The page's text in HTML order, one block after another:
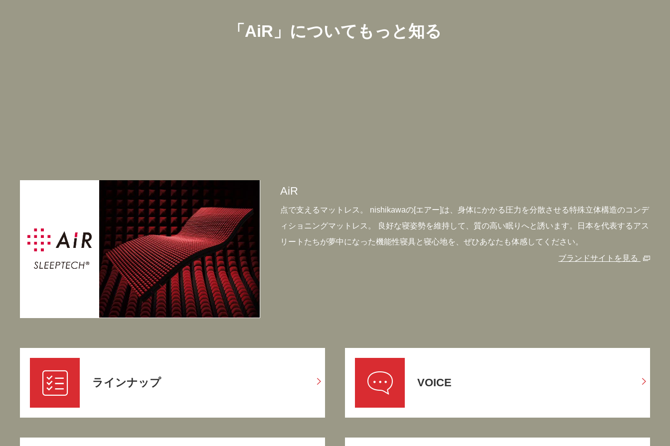
「 AiR 」についてもっと知る
AiR
点で支えるマットレス。 nishikawaの[エアー]は、身体にかかる圧力を分散させる特殊立体構造のコンデ
ィショニングマットレス。 良好な寝姿勢を維持して、質の高い眠りへと誘います。日本を代表するアス
リートたちが夢中になった機能性寝具と寝心地を、ぜひあなたも体感してください。
ブランドサイトを見る
ラインナップ VOICE